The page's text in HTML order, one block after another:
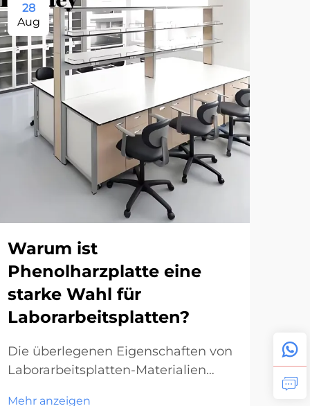
28
Aug
Warum ist
Phenolharzplatte eine
starke Wahl für
Laborarbeitsplatten?
Die überlegenen Eigenschaften von
Laborarbeitsplatten-Materialien
Mehr anzeigen